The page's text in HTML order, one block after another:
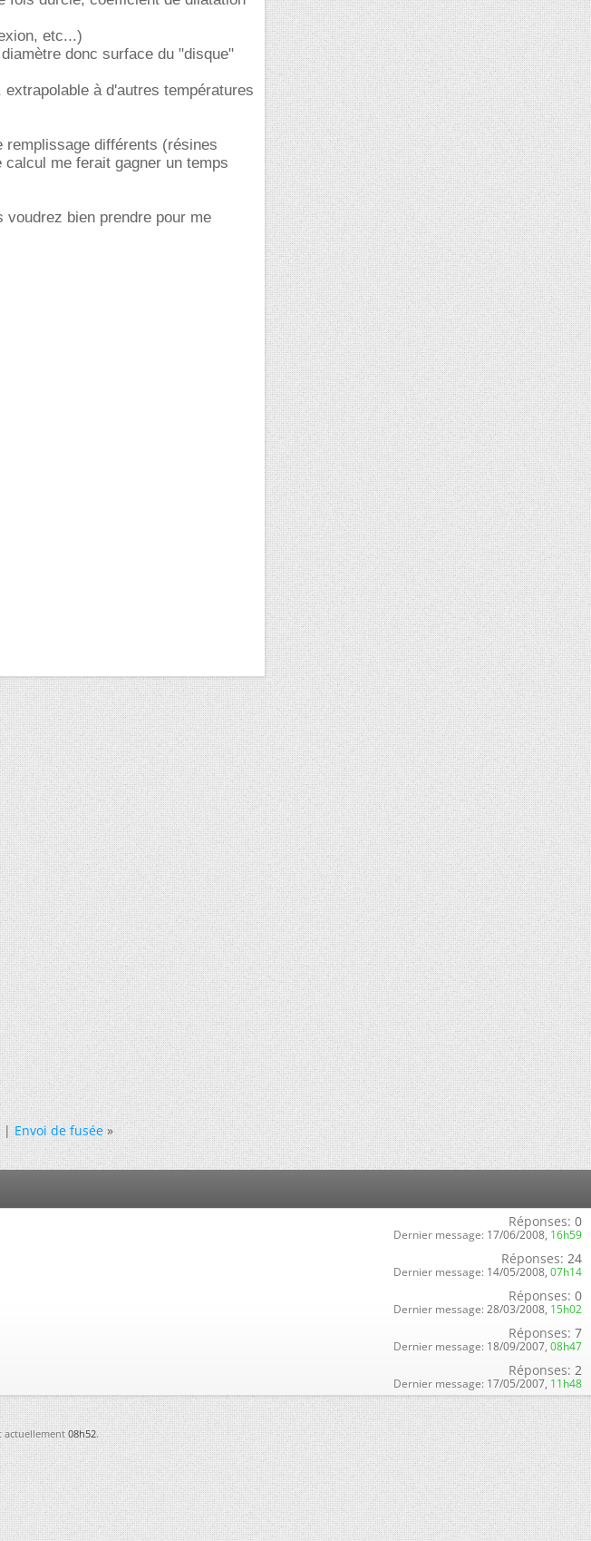
etc...)
donc surface du "disque"
à d'autres températures
différents (résines
me ferait gagner un temps
bien prendre pour me
|Envoi de fusée »
Réponses: 0
Dernier message: 17/06/2008, 16h59
Réponses: 24
Dernier message: 14/05/2008, 07h14
Réponses: 0
Dernier message: 28/03/2008, 15h02
Réponses: 7
Dernier message: 18/09/2007, 08h47
Réponses: 2
Dernier message: 17/05/2007, 11h48
actuellement08h52.